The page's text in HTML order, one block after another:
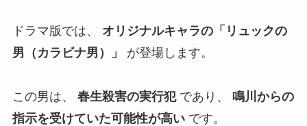
ドラマ版では、 オリジナルキャラの「リュックの
男（カラビナ男）」
が登場します。
この男は、 春生殺害の実行犯であり、 鳴川からの
指示を受けていた可能性が高いです。